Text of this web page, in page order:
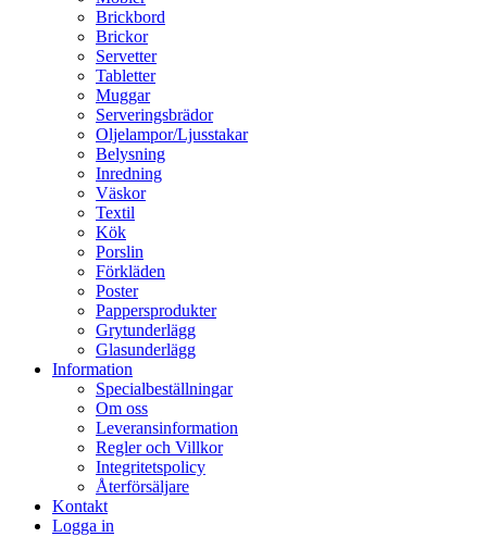
Brickbord
Brickor
Servetter
Tabletter
Muggar
Serveringsbrädor
Oljelampor/Ljusstakar
Belysning
Inredning
Väskor
Textil
Kök
Porslin
Förkläden
Poster
Pappersprodukter
Grytunderlägg
Glasunderlägg
Information
Specialbeställningar
Om oss
Leveransinformation
Regler och Villkor
Integritetspolicy
Återförsäljare
Kontakt
Logga in